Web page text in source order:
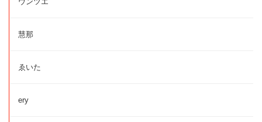
慧那
ゑいた
ery